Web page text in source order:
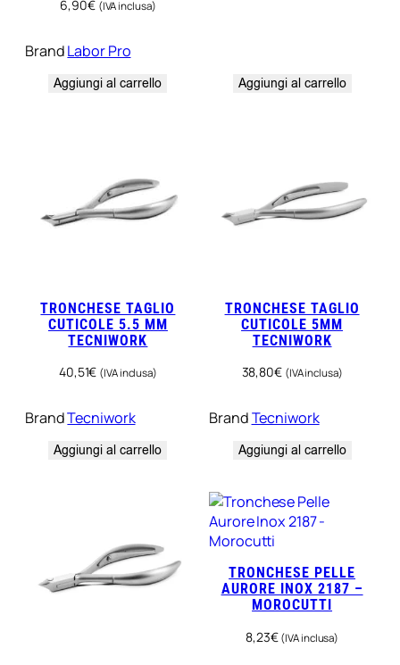
6,90€ (IVA inclusa)
BrandLabor Pro
Aggiungi al carrello Aggiungi al carrello
TRONCHESE TAGLIO
CUTICOLE 5.5 MM
TECNIWORK
40,51€ (IVA inclusa)
BrandTecniwork
Aggiungi al carrello
TRONCHESE TAGLIO
CUTICOLE 5MM
TECNIWORK
38,80€ (IVA inclusa)
BrandTecniwork
Aggiungi al carrello
TRONCHESE PELLE
AURORE INOX 2187 –
MOROCUTTI
8,23€ (IVA inclusa)